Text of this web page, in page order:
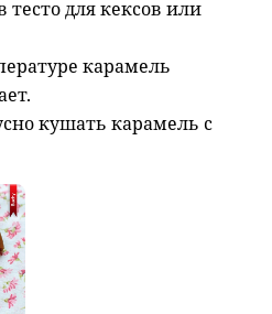
тесто для кексов или
карамель
кушать карамель с